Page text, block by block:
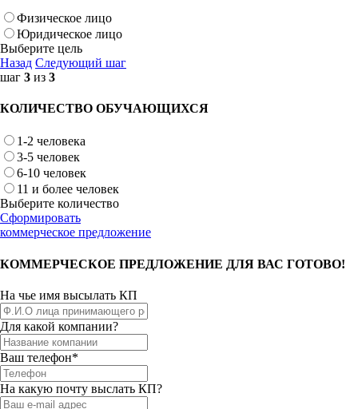
Физическое лицо
Юридическое лицо
Выберите цель
Назад Следующий шаг
шаг 3 из 3
КОЛИЧЕСТВО ОБУЧАЮЩИХСЯ
1-2 человека
3-5 человек
6-10 человек
11 и более человек
Выберите количество
Сформировать
коммерческое предложение
КОММЕРЧЕСКОЕ ПРЕДЛОЖЕНИЕ ДЛЯ ВАС ГОТОВО!
На чье имя высылать КП
Для какой компании?
Ваш телефон*
На какую почту выслать КП?